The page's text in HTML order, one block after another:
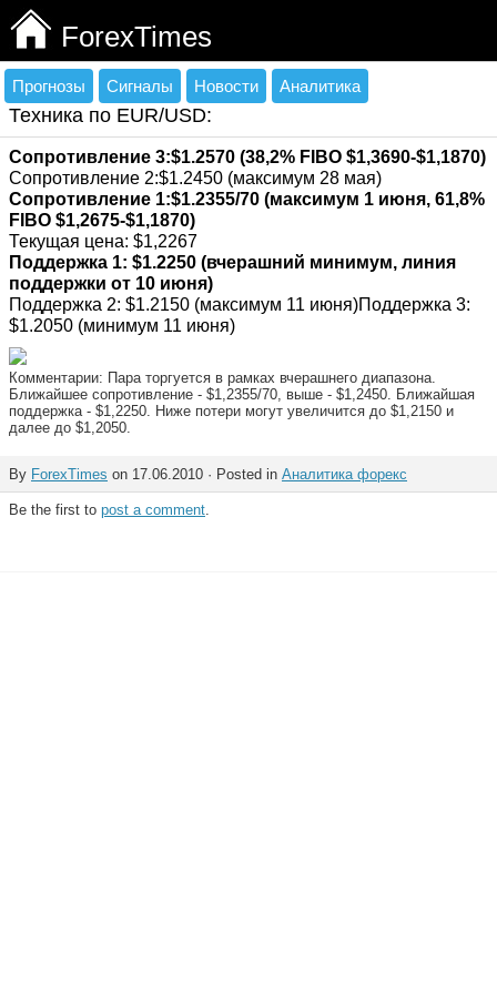
ForexTimes
Прогнозы Сигналы Новости Аналитика
Техника по EUR/USD:
Сопротивление 3:$1.2570 (38,2% FIBO $1,3690-$1,1870)
Сопротивление 2:$1.2450 (максимум 28 мая)
Сопротивление 1:$1.2355/70 (максимум 1 июня, 61,8%
FIBO $1,2675-$1,1870)
Текущая цена: $1,2267
Поддержка 1: $1.2250 (вчерашний минимум, линия
поддержки от 10 июня)
Поддержка 2: $1.2150 (максимум 11 июня)Поддержка 3:
$1.2050 (минимум 11 июня)
Комментарии: Пара торгуется в рамках вчерашнего диапазона.
Ближайшее сопротивление - $1,2355/70, выше - $1,2450. Ближайшая
поддержка - $1,2250. Ниже потери могут увеличится до $1,2150 и
далее до $1,2050.
By ForexTimes on 17.06.2010 · Posted in Аналитика форекс
Be the first to post a comment.